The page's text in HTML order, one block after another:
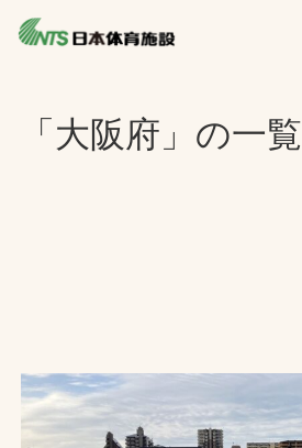
ニュース
会社概要
採用情報
「大阪府」の一覧